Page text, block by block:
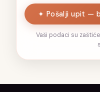
✦ Pošalji upit —
Vaši podaci su